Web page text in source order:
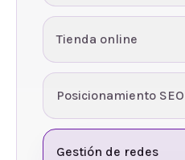
Tienda online
Posicionamiento SEO
Gestión de redes